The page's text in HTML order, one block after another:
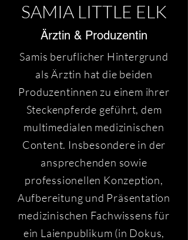
SAMIA LITTLE ELK
Ärztin & Produzentin
Samis beruflicher Hintergrund
als Ärztin hat die beiden
Produzentinnen zu einem ihrer
Steckenpferde geführt, dem
multimedialen medizinischen
Content. Insbesondere in der
ansprechenden sowie
professionellen Konzeption,
Aufbereitung und Präsentation
medizinischen Fachwissens für
ein Laienpublikum (in Dokus,